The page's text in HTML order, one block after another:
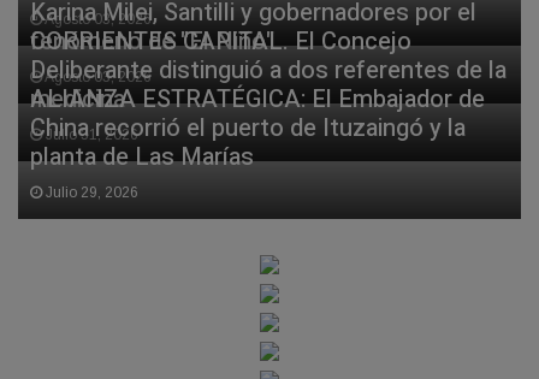
Agosto 03, 2026
Karina Milei, Santilli y gobernadores por el
fenómeno de "El Niño"
Agosto 03, 2026
CORRIENTES CAPITAL. El Concejo
Deliberante distinguió a dos referentes de la
medicina
Julio 31, 2026
ALIANZA ESTRATÉGICA: El Embajador de
China recorrió el puerto de Ituzaingó y la
planta de Las Marías
Julio 29, 2026